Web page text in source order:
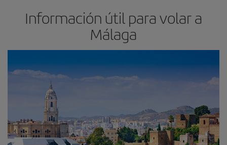
Información útil para volar a
Málaga